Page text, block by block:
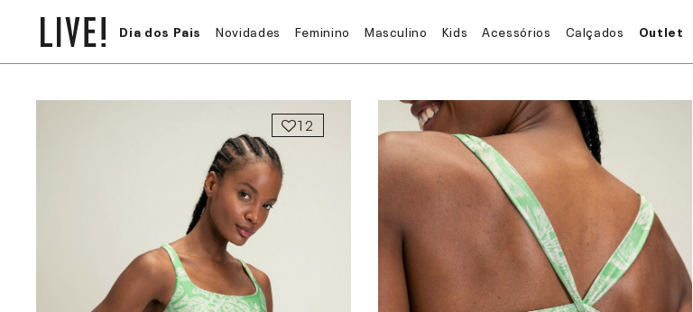
Dia dos Pais Novidades Feminino Masculino Kids Acessórios Calçados Outlet
12